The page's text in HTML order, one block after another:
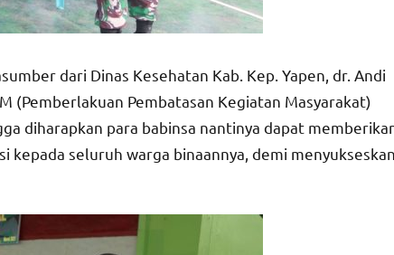
dari Dinas Kesehatan Kab. Kep. Yapen, dr. Andi
(Pemberlakuan Pembatasan Kegiatan Masyarakat)
diharapkan para babinsa nantinya dapat
kepada seluruh warga binaannya, demi